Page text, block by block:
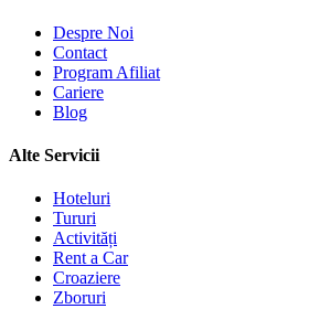
Despre Noi
Contact
Program Afiliat
Cariere
Blog
Alte Servicii
Hoteluri
Tururi
Activități
Rent a Car
Croaziere
Zboruri